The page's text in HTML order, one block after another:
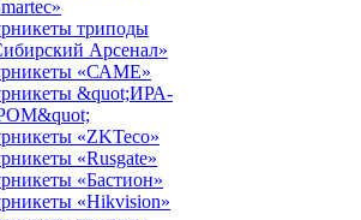
триподы
Арсенал»
«САМЕ»
&quot;ИРА-
«ZKTeco»
«Rusgate»
«Бастион»
«Hikvision»